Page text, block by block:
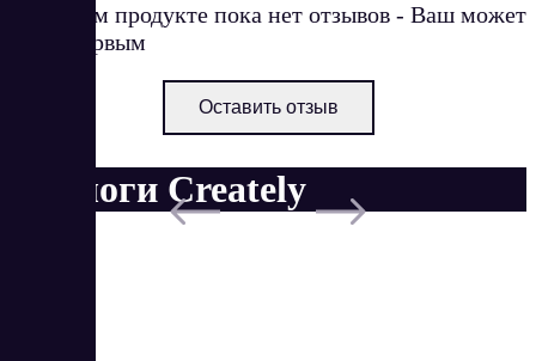
О данном продукте пока нет отзывов - Ваш может
стать первым
Оставить отзыв
Аналоги Creately